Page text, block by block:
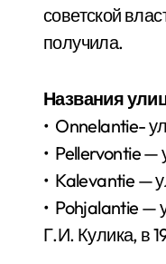
советской
получила.
Названия
• Onnelantie-
• Pellervontie —
• Kalevantie —
• Pohjalantie —
Г.И. Кулика, в